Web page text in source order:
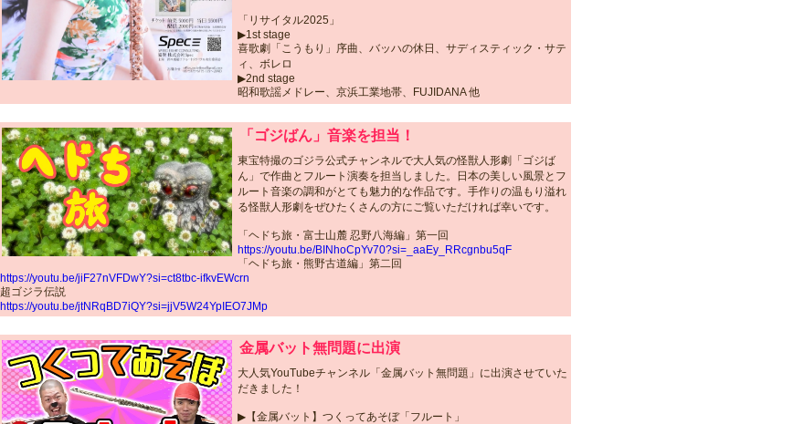
「リサイタル2025」
▶︎1st stage
喜歌劇「こうもり」序曲、バッハの休日、サディスティック・サテ
ィ、ボレロ
▶︎2nd stage
昭和歌謡メドレー、京浜工業地帯、FUJIDANA 他
「ゴジばん」音楽を担当！
東宝特撮のゴジラ公式チャンネルで大人気の怪獣人形劇「ゴジば
ん」で作曲とフルート演奏を担当しました。日本の美しい風景とフ
ルート音楽の調和がとても魅力的な作品です。手作りの温もり溢れ
る怪獣人形劇をぜひたくさんの方にご覧いただければ幸いです。
「ヘドち旅・富士山麓 忍野八海編」第一回
https://youtu.be/BINhoCpYv70?si=_aaEy_RRcgnbu5qF
「ヘドち旅・熊野古道編」第二回
https://youtu.be/jiF27nVFDwY?si=ct8tbc-ifkvEWcrn
超ゴジラ伝説
https://youtu.be/jtNRqBD7iQY?si=jjV5W24YpIEO7JMp
金属バット無問題に出演
大人気YouTubeチャンネル「金属バット無問題」に出演させていた
だきました！
▶︎【金属バット】つくってあそぼ「フルート」